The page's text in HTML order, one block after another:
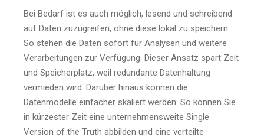
Bei Bedarf ist es auch möglich, lesend und schreibend
auf Daten zuzugreifen, ohne diese lokal zu speichern.
So stehen die Daten sofort für Analysen und weitere
Verarbeitungen zur Verfügung. Dieser Ansatz spart Zeit
und Speicherplatz, weil redundante Datenhaltung
vermieden wird. Darüber hinaus können die
Datenmodelle einfacher skaliert werden. So können Sie
in kürzester Zeit eine unternehmensweite Single
Version of the Truth abbilden und eine verteilte